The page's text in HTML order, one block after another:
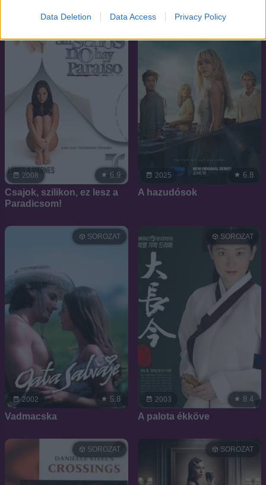
Data Deletion Data Access Privacy Policy
2008
SOROZAT
6.9
Csajok, szilikon, ez lesz a
Paradicsom!
2025 6.8
A hazudósok
2002
SOROZAT
5.8
Vadmacska
2003
SOROZAT
8.4
A palota ékköve
SOROZAT SOROZAT